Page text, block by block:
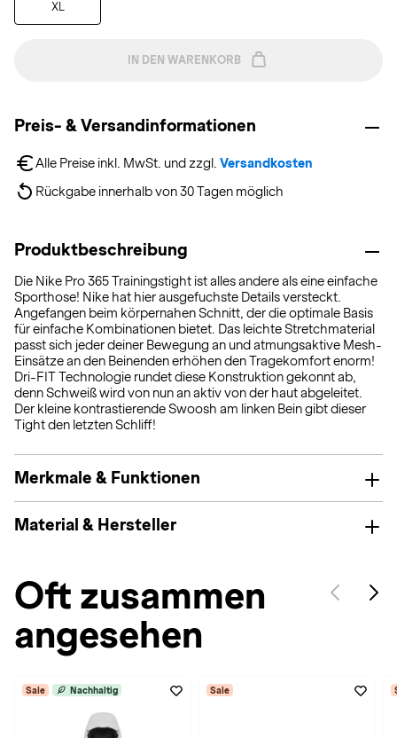
XL
IN DEN WARENKORB
Preis- & Versandinformationen
Alle Preise inkl. MwSt. und zzgl. Versandkosten
Rückgabe innerhalb von 30 Tagen möglich
Produktbeschreibung
Die Nike Pro 365 Trainingstight ist alles andere als eine einfache
Sporthose! Nike hat hier ausgefuchste Details versteckt.
Angefangen beim körpernahen Schnitt, der die optimale Basis
für einfache Kombinationen bietet. Das leichte Stretchmaterial
passt sich jeder deiner Bewegung an und atmungsaktive Mesh-
Einsätze an den Beinenden erhöhen den Tragekomfort enorm!
Dri-FIT Technologie rundet diese Konstruktion gekonnt ab,
denn Schweiß wird von nun an aktiv von der haut abgeleitet.
Der kleine kontrastierende Swoosh am linken Bein gibt dieser
Tight den letzten Schliff!
Merkmale & Funktionen
Material & Hersteller
Oft zusammen
angesehen
Sale Nachhaltig Sale